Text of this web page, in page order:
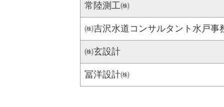
常陸測工㈱
㈱吉沢水道コンサルタント水戸事
㈱玄設計
冨洋設計㈱